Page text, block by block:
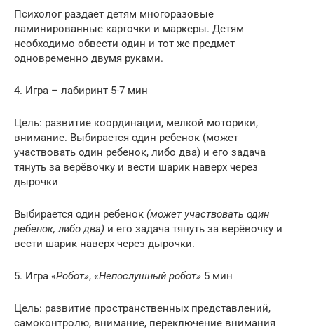
Психолог раздает детям многоразовые
ламинированные карточки и маркеры. Детям
необходимо обвести один и тот же предмет
одновременно двумя руками.
4. Игра – лабиринт 5-7 мин
Цель: развитие координации, мелкой моторики,
внимание. Выбирается один ребенок (может
участвовать один ребенок, либо два) и его задача
тянуть за верёвочку и вести шарик наверх через
дырочки
Выбирается один ребенок (может участвовать один
ребенок, либо два) и его задача тянуть за верёвочку и
вести шарик наверх через дырочки.
5. Игра «Робот», «Непослушный робот» 5 мин
Цель: развитие пространственных представлений,
самоконтролю, внимание, переключение внимания